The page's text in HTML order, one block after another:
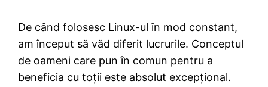
De când folosesc Linux-ul în mod constant,
am început să văd diferit lucrurile. Conceptul
de oameni care pun în comun pentru a
beneficia cu toții este absolut excepțional.